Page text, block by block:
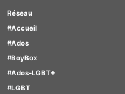
Réseau
#Accueil
#Ados
#BoyBox
#Ados-LGBT+
#LGBT